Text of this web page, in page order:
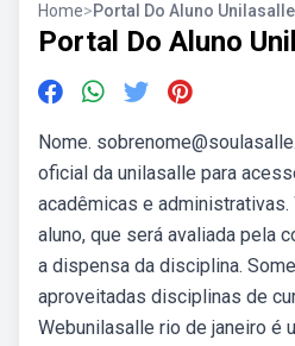
Home>Portal Do Aluno
Portal Do Aluno
Nome.
oficial da unilasalle para
acadêmicas e
aluno, que será avaliada pela
a dispensa da disciplina.
aproveitadas disciplinas de
Webunilasalle rio de janeiro é